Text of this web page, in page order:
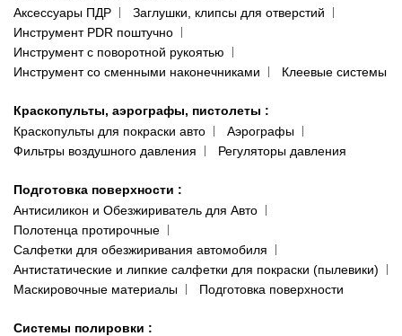
Аксессуары ПДР
Заглушки, клипсы для отверстий
Инструмент PDR поштучно
Инструмент с поворотной рукоятью
Инструмент со сменными наконечниками
Клеевые системы
Краскопульты, аэрографы, пистолеты :
Краскопульты для покраски авто
Аэрографы
Фильтры воздушного давления
Регуляторы давления
Подготовка поверхности :
Антисиликон и Обезжириватель для Авто
Полотенца протирочные
Салфетки для обезжиривания автомобиля
Антистатические и липкие салфетки для покраски (пылевики)
Маскировочные материалы
Подготовка поверхности
Системы полировки :